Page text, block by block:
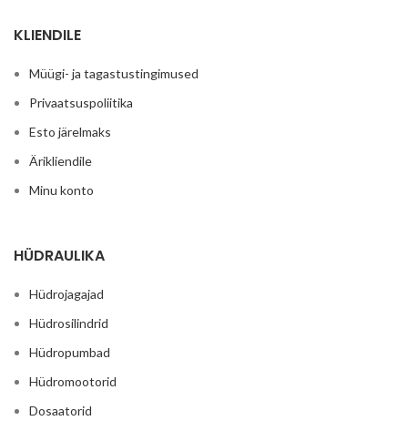
KLIENDILE
Müügi- ja tagastustingimused
Privaatsuspoliitika
Esto järelmaks
Ärikliendile
Minu konto
HÜDRAULIKA
Hüdrojagajad
Hüdrosilindrid
Hüdropumbad
Hüdromootorid
Dosaatorid